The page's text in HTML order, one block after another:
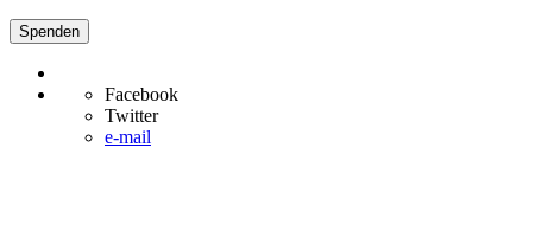
Spenden
Facebook
Twitter
e-mail